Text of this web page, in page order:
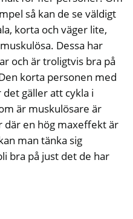
så kan de se väldigt
korta och väger lite,
Dessa har
och är troligtvis bra på
korta personen med
gäller att cykla i
är muskulösare är
en hög maxeffekt är
man tänka sig
bra på just det de har